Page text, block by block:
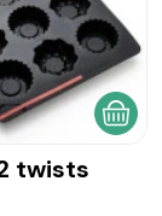
twists